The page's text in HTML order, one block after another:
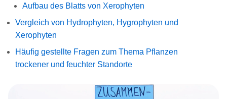
Aufbau des Blatts von Xerophyten
Vergleich von Hydrophyten, Hygrophyten und
Xerophyten
Häufig gestellte Fragen zum Thema Pflanzen
trockener und feuchter Standorte